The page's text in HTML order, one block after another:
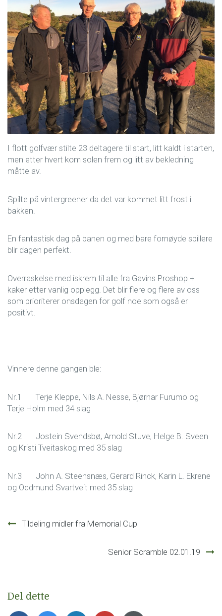
I flott golfvær stilte 23 deltagere til start, litt kaldt i starten,
men etter hvert kom solen frem og litt av bekledning
måtte av.
Spilte på vintergreener da det var kommet litt frost i
bakken.
En fantastisk dag på banen og med bare fornøyde spillere
blir dagen perfekt.
Overraskelse med iskrem til alle fra Gavins Proshop +
kaker etter vanlig opplegg. Det blir flere og flere av oss
som prioriterer onsdagen for golf noe som også er
positivt.
Vinnere denne gangen ble:
Nr.1 Terje Kleppe, Nils A. Nesse, Bjørnar Furumo og
Terje Holm med 34 slag
Nr.2 Jostein Svendsbø, Arnold Stuve, Helge B. Sveen
og Kristi Tveitaskog med 35 slag
Nr.3 John A. Steensnæs, Gerard Rinck, Karin L. Ekrene
og Oddmund Svartveit med 35 slag
Innleggsnavigasjon
Tildeling midler fra Memorial Cup
Senior Scramble 02.01.19
Del dette